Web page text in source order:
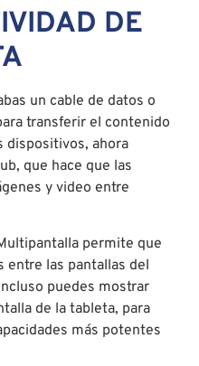
DE
un cable de datos o
transferir el contenido
dispositivos, ahora
que hace que las
y video entre
permite que
entre las pantallas del
puedes mostrar
de la tableta, para
más potentes